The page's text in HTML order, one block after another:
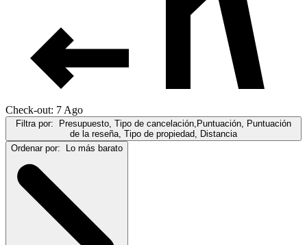
Check-out: 7 Ago
Filtra por: Presupuesto, Tipo de cancelación,Puntuación, Puntuación
de la reseña, Tipo de propiedad, Distancia
Ordenar por: Lo más barato